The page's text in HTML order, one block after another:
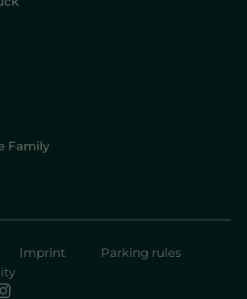
Family
Imprint
Parking rules